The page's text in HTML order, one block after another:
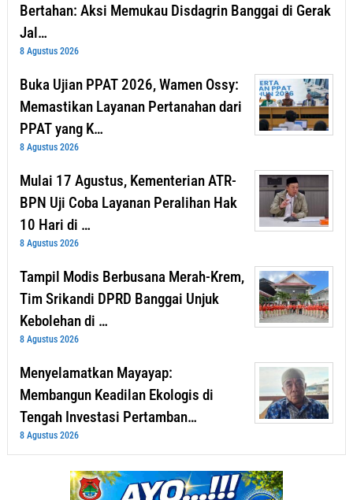
Bertahan: Aksi Memukau Disdagrin Banggai di Gerak
Jal…
8 Agustus 2026
Buka Ujian PPAT 2026, Wamen Ossy:
Memastikan Layanan Pertanahan dari
PPAT yang K…
8 Agustus 2026
Mulai 17 Agustus, Kementerian ATR-
BPN Uji Coba Layanan Peralihan Hak
10 Hari di …
8 Agustus 2026
Tampil Modis Berbusana Merah-Krem,
Tim Srikandi DPRD Banggai Unjuk
Kebolehan di …
8 Agustus 2026
Menyelamatkan Mayayap:
Membangun Keadilan Ekologis di
Tengah Investasi Pertamban…
8 Agustus 2026